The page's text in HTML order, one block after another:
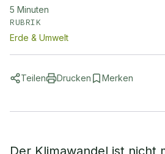
5 Minuten
RUBRIK
Erde & Umwelt
Teilen Drucken Merken
Der Klimawandel ist nicht